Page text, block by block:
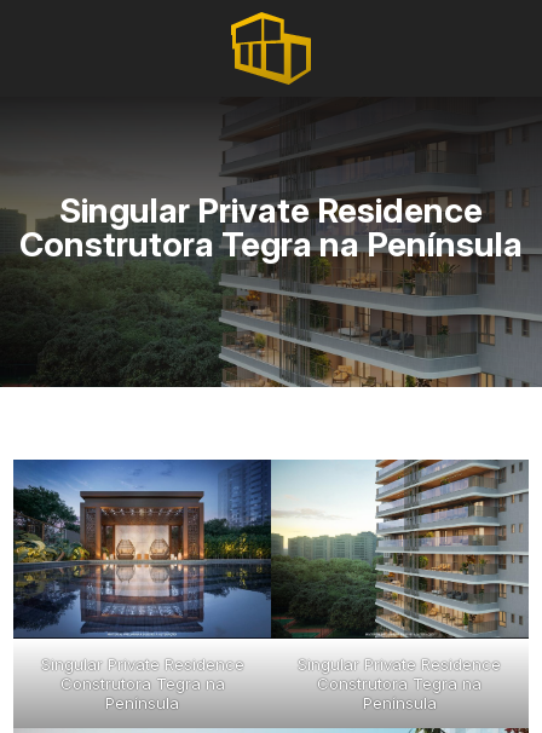
Singular Private Residence
Construtora Tegra na Península
Singular Private Residence
Construtora Tegra na
Península
Singular Private Residence
Construtora Tegra na
Península